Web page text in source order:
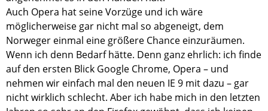
Auch Opera hat seine Vorzüge und ich wäre
möglicherweise gar nicht mal so abgeneigt, dem
Norweger einmal eine größere Chance einzuräumen.
Wenn ich denn Bedarf hätte. Denn ganz ehrlich: ich finde
auf den ersten Blick Google Chrome, Opera – und
nehmen wir einfach mal den neuen IE 9 mit dazu – gar
nicht wirklich schlecht. Aber ich habe mich in den letzten